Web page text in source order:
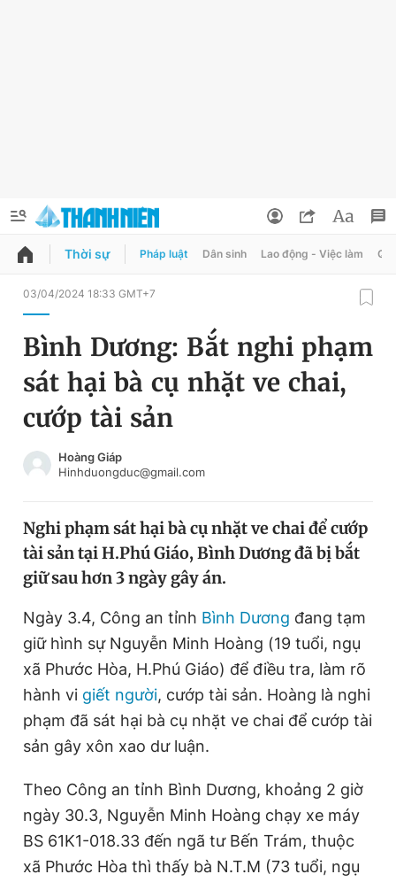
QUẢNG CÁO
Chuyên mục
Chuyên mục khác
Chào ngày mới
Video Magazine
Sản phẩm khác
Tiện ích Bạn cần biết
Thông tin tòa soạn Liên hệ quảng cáo
Đọc Thanh Niên trên điện thoại
Đổi mật khẩu
Tin đã lưu
Tin đã xem
Thời sự Pháp luật Dân sinh Lao động - Việc làm
03/04/2024 18:33 GMT+7
Bình Dương: Bắt nghi phạm
sát hại bà cụ nhặt ve chai,
cướp tài sản
Hoàng Giáp
Hinhduongduc@gmail.com
Nghi phạm sát hại bà cụ nhặt ve chai để cướp
tài sản tại H.Phú Giáo, Bình Dương đã bị bắt
giữ sau hơn 3 ngày gây án.
Ngày 3.4, Công an tỉnh Bình Dương đang tạm
giữ hình sự Nguyễn Minh Hoàng (19 tuổi, ngụ
xã Phước Hòa, H.Phú Giáo) để điều tra, làm rõ
hành vi giết người, cướp tài sản. Hoàng là nghi
phạm đã sát hại bà cụ nhặt ve chai để cướp tài
sản gây xôn xao dư luận.
Theo Công an tỉnh Bình Dương, khoảng 2 giờ
ngày 30.3, Nguyễn Minh Hoàng chạy xe máy
BS 61K1-018.33 đến ngã tư Bến Trám, thuộc
xã Phước Hòa thì thấy bà N.T.M (73 tuổi, ngụ